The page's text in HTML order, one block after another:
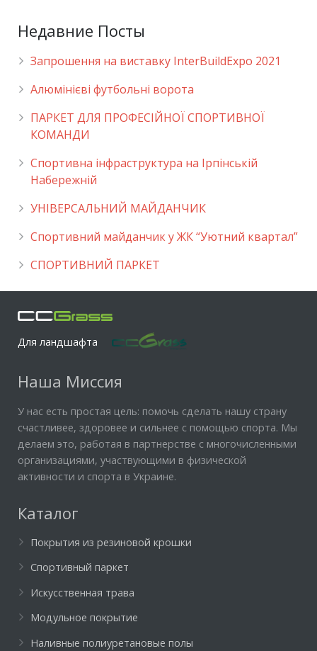
Недавние Посты
Запрошення на виставку InterBuildExpo 2021
Алюмінієві футбольні ворота
ПАРКЕТ ДЛЯ ПРОФЕСІЙНОЇ СПОРТИВНОЇ
КОМАНДИ
Спортивна інфраструктура на Ірпінській
Набережній
УНІВЕРСАЛЬНИЙ МАЙДАНЧИК
Cпортивний майданчик у ЖК “Уютний квартал”
СПОРТИВНИЙ ПАРКЕТ
Для ландшафта
Наша Миссия
У нас есть простая цель: помочь сделать нашу страну
счастливее, здоровее и сильнее с помощью спорта. Мы
делаем это, работая в партнерстве с многочисленными
организациями, участвующими в физической
активности и спорта в Украине.
Каталог
Покрытия из резиновой крошки
Спортивный паркет
Искусственная трава
Модульное покрытие
Наливные полиуретановые полы